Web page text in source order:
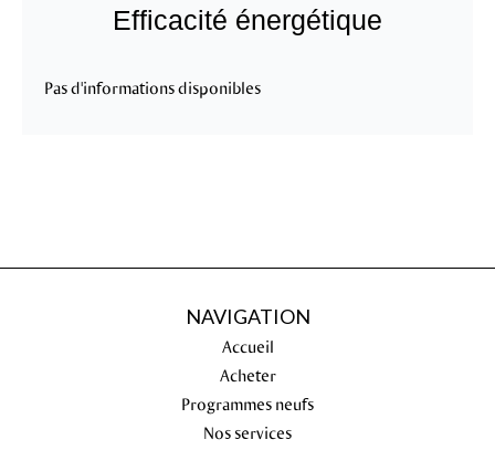
Efficacité énergétique
Pas d'informations disponibles
NAVIGATION
Accueil
Acheter
Programmes neufs
Nos services